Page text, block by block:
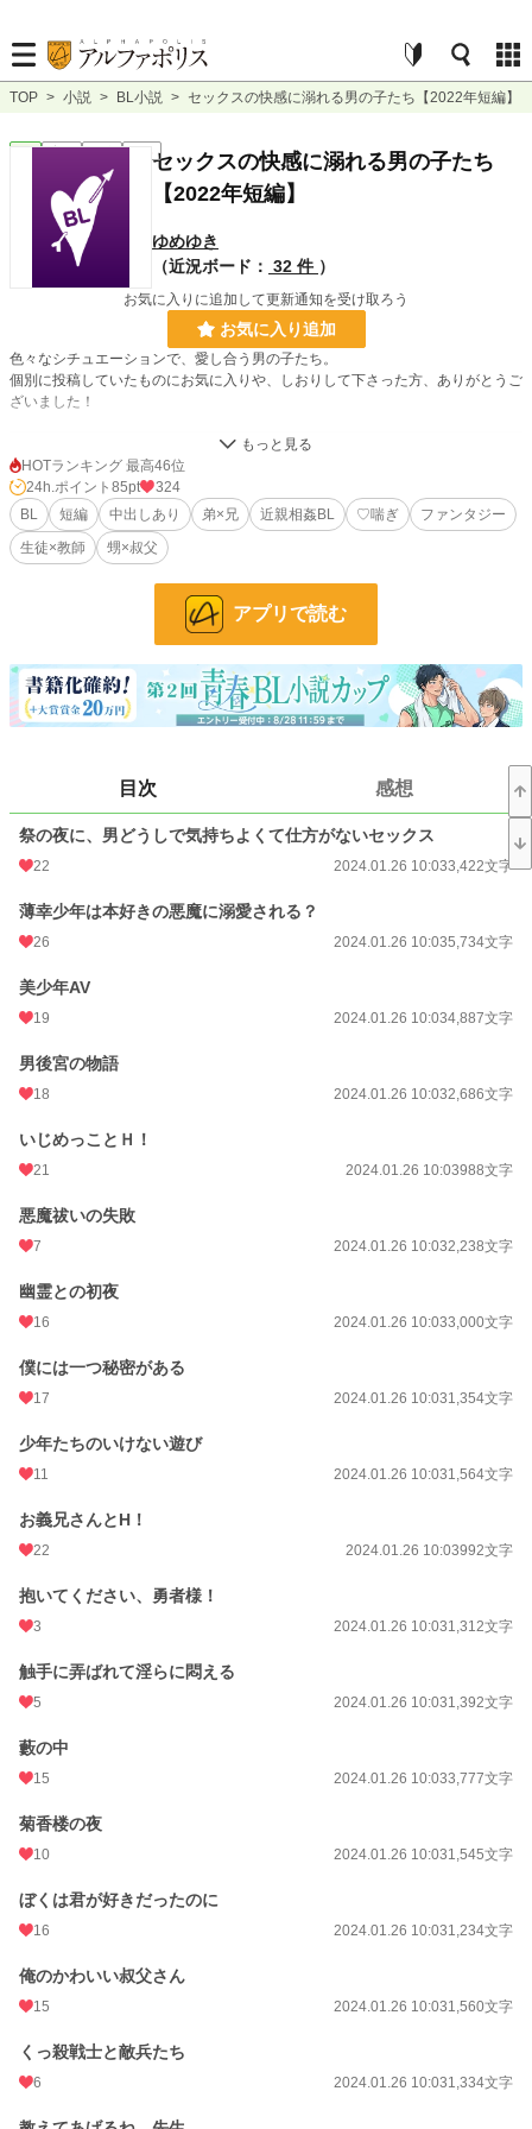
TOP > 小説 > BL小説 > セックスの快感に溺れる男の子たち【2022年短編】
BL 完結 短編
セックスの快感に溺れる男の子たち
【2022年短編】
ゆめゆき
（近況ボード： 32 件 ）
お気に入りに追加して更新通知を受け取ろう
お気に入り追加
色々なシチュエーションで、愛し合う男の子たち。
個別に投稿していたものにお気に入りや、しおりして下さった方、ありがとうご
ざいました！
11,513 位 / 228,643 件
BL 2,602 位 / 31,392 件
お気に入り 238
更新日時 2024.01.26 10:03
初回公開日時 2024.01.26 10:03
516 pt (14,224 位)
月間ポイント 2,747 pt (12,953 位)
年間ポイント
累計ポイント 198,824 pt (20,010 位)
HOTランキング 最高46位
24h.ポイント 85pt
324
BL
短編 中出しあり 弟×兄 近親相姦BL ♡喘ぎ
ファンタジー
生徒×教師
甥×叔父
アプリで読む
目次 感想
祭の夜に、男どうしで気持ちよくて仕方がないセックス
22 2024.01.26 10:033,422文字
薄幸少年は本好きの悪魔に溺愛される？
26 2024.01.26 10:035,734文字
美少年AV
19 2024.01.26 10:034,887文字
男後宮の物語
18 2024.01.26 10:032,686文字
いじめっことＨ！
21 2024.01.26 10:03988文字
悪魔祓いの失敗
7 2024.01.26 10:032,238文字
幽霊との初夜
16 2024.01.26 10:033,000文字
僕には一つ秘密がある
17 2024.01.26 10:031,354文字
少年たちのいけない遊び
11 2024.01.26 10:031,564文字
お義兄さんとH！
22 2024.01.26 10:03992文字
抱いてください、勇者様！
3 2024.01.26 10:031,312文字
触手に弄ばれて淫らに悶える
5 2024.01.26 10:031,392文字
藪の中
15 2024.01.26 10:033,777文字
菊香楼の夜
10 2024.01.26 10:031,545文字
ぼくは君が好きだったのに
16 2024.01.26 10:031,234文字
俺のかわいい叔父さん
15 2024.01.26 10:031,560文字
くっ殺戦士と敵兵たち
6 2024.01.26 10:031,334文字